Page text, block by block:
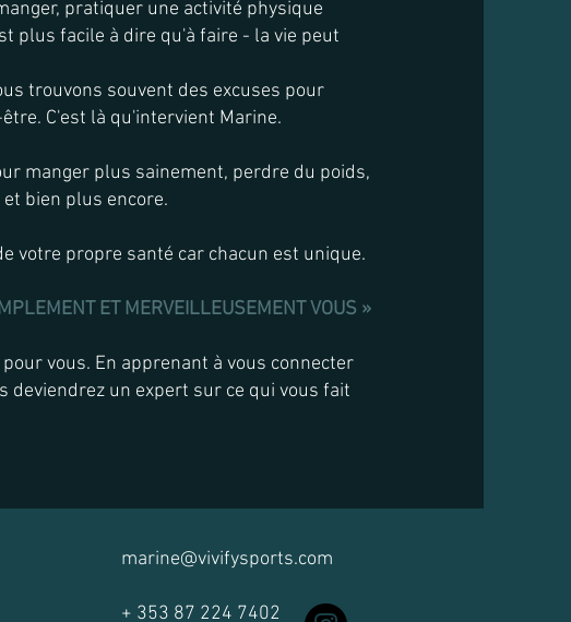
pratiquer une activité physique
plus facile à dire qu'à faire - la vie peut
trouvons souvent des excuses pour
C'est là qu'intervient Marine.
manger plus sainement, perdre du poids,
bien plus encore.
votre propre santé car chacun est unique.
ET MERVEILLEUSEMENT VOUS »
vous. En apprenant à vous connecter
deviendrez un expert sur ce qui vous fait
marine@vivifysports.com
+ 353 87 224 7402